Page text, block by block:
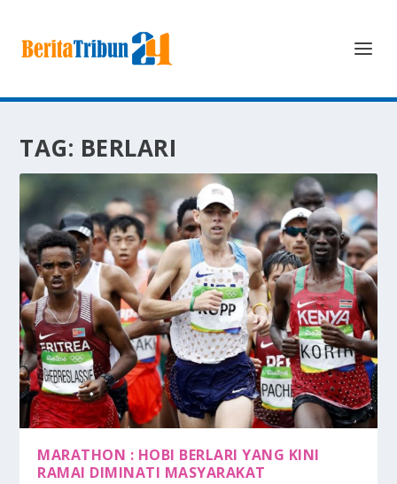
TAG: BERLARI
MARATHON : HOBI BERLARI YANG KINI
RAMAI DIMINATI MASYARAKAT